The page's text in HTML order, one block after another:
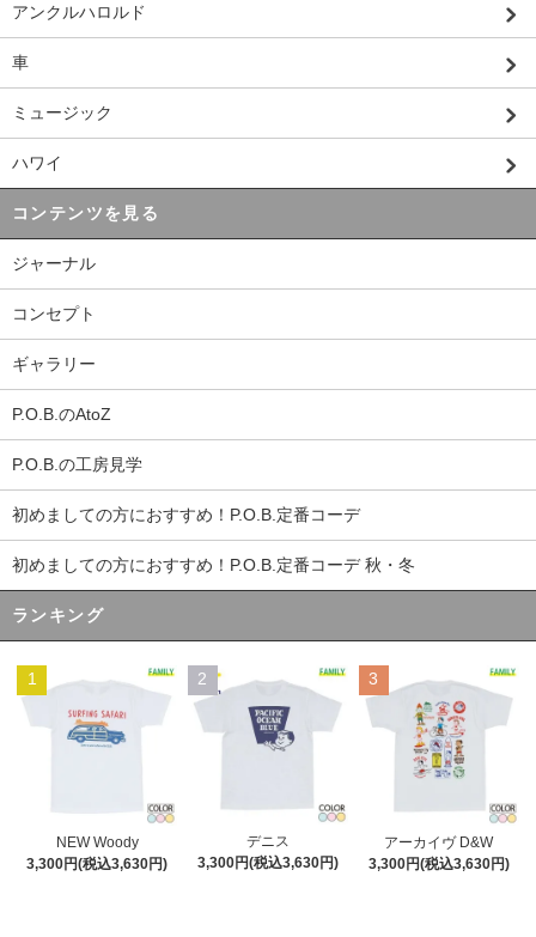
アンクルハロルド
車
ミュージック
ハワイ
コンテンツを見る
ジャーナル
コンセプト
ギャラリー
P.O.B.のAtoZ
P.O.B.の工房見学
初めましての方におすすめ！P.O.B.定番コーデ
初めましての方におすすめ！P.O.B.定番コーデ 秋・冬
ランキング
1
NEW Woody
3,300円(税込3,630円)
2
デニス
3,300円(税込3,630円)
3
アーカイヴ D&W
3,300円(税込3,630円)